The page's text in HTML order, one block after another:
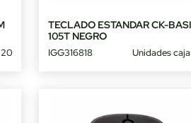
TECLADO ESTANDAR CK-
105T NEGRO
IGG316818 Unidades